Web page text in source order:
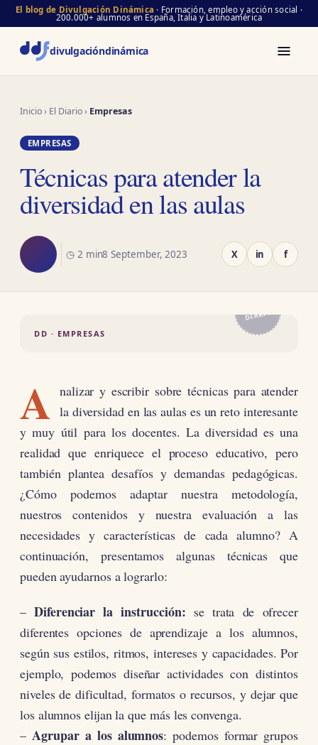
El blog de Divulgación Dinámica · Formación, empleo y acción social ·
200.000+ alumnos en España, Italia y Latinoamérica
divulgacióndinámica
Inicio› El Diario› Empresas
EMPRESAS
Técnicas para atender la
diversidad en las aulas
◷ 2 min8 September, 2023 X in f
DD · EMPRESAS
DIARIO
A nalizar y escribir sobre técnicas para atender
la diversidad en las aulas es un reto interesante
y muy útil para los docentes. La diversidad es una
realidad que enriquece el proceso educativo, pero
también plantea desafíos y demandas pedagógicas.
¿Cómo podemos adaptar nuestra metodología,
nuestros contenidos y nuestra evaluación a las
necesidades y características de cada alumno? A
continuación, presentamos algunas técnicas que
pueden ayudarnos a lograrlo:
–Diferenciar la instrucción: se trata de ofrecer
diferentes opciones de aprendizaje a los alumnos,
según sus estilos, ritmos, intereses y capacidades. Por
ejemplo, podemos diseñar actividades con distintos
niveles de dificultad, formatos o recursos, y dejar que
los alumnos elijan la que más les convenga.
– Agrupar a los alumnos: podemos formar grupos